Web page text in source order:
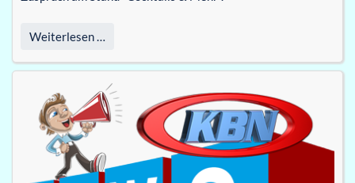
Weiterlesen …